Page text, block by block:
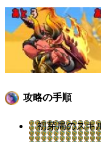
攻略の手順
初芽局のスキ